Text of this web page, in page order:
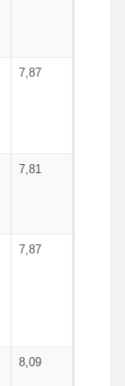
7,87
7,81
7,87
8,09